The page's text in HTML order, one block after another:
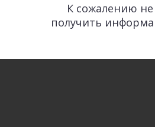
К сожалению не
получить